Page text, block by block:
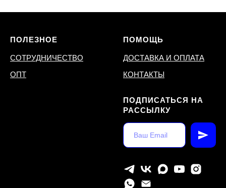
ПОЛЕЗНОЕ
СОТРУДНИЧЕСТВО
ОПТ
ПОМОЩЬ
ДОСТАВКА И ОПЛАТА
КОНТАКТЫ
ПОДПИСАТЬСЯ НА
РАССЫЛКУ